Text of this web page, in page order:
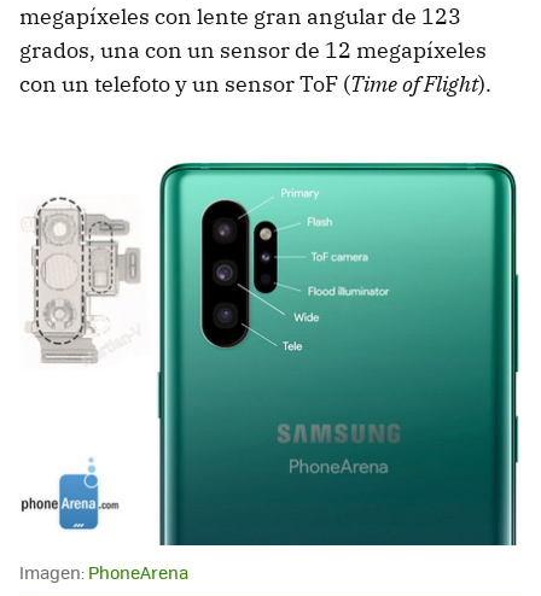
megapíxeles con lente gran angular de 123
grados, una con un sensor de 12 megapíxeles
con un telefoto y un sensor ToF (Time of Flight).
Imagen: PhoneArena